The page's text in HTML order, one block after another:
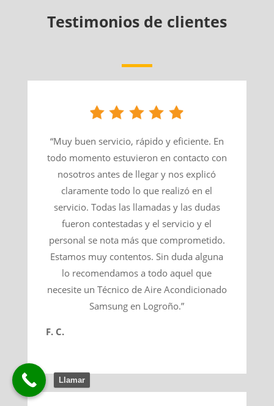
Testimonios de clientes
“Muy buen servicio, rápido y eficiente. En
todo momento estuvieron en contacto con
nosotros antes de llegar y nos explicó
claramente todo lo que realizó en el
servicio. Todas las llamadas y las dudas
fueron contestadas y el servicio y el
personal se nota más que comprometido.
Estamos muy contentos. Sin duda alguna
lo recomendamos a todo aquel que
necesite un Técnico de Aire Acondicionado
Samsung en Logroño.”
F. C.
Llamar